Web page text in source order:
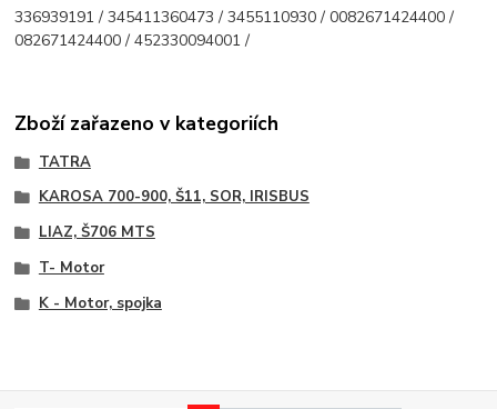
336939191 / 345411360473 / 3455110930 / 0082671424400 /
082671424400 / 452330094001 /
Zboží zařazeno v kategoriích
TATRA
KAROSA 700-900, Š11, SOR, IRISBUS
LIAZ, Š706 MTS
T- Motor
K - Motor, spojka